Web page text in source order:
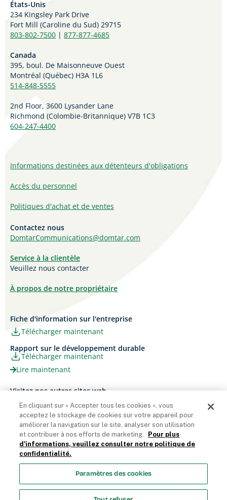
États-Unis
234 Kingsley Park Drive
Fort Mill (Caroline du Sud) 29715
803-802-7500 | 877-877-4685
Canada
395, boul. De Maisonneuve Ouest
Montréal (Québec) H3A 1L6
514-848-5555
2nd Floor, 3600 Lysander Lane
Richmond (Colombie-Britannique) V7B 1C3
604-247-4400
Informations destinées aux détenteurs d'obligations
Accès du personnel
Politiques d'achat et de ventes
Contactez nous
DomtarCommunications@domtar.com
Service à la clientèle
Veuillez nous contacter
À propos de notre propriétaire
Fiche d'information sur l'entreprise
Télécharger maintenant
Rapport sur le développement durable
Télécharger maintenant
Lire maintenant
Visitez nos autres sites web
Carrières
Ariva
Papier Xerox® Canada
Xerox® Paper USA
Domtar Corporation 2025. Tous droits réservés.
Termes et Conditions
Politique de vie privée
Énoncé sur
Accès employés Liste des cookies
En cliquant sur « Accepter tous les cookies », vous
acceptez le stockage de cookies sur votre appareil pour
améliorer la navigation sur le site, analyser son utilisation
et contribuer à nos efforts de marketing.
Pour plus
d'informations, veuillez consulter notre politique de
confidentialité.
Paramètres des cookies